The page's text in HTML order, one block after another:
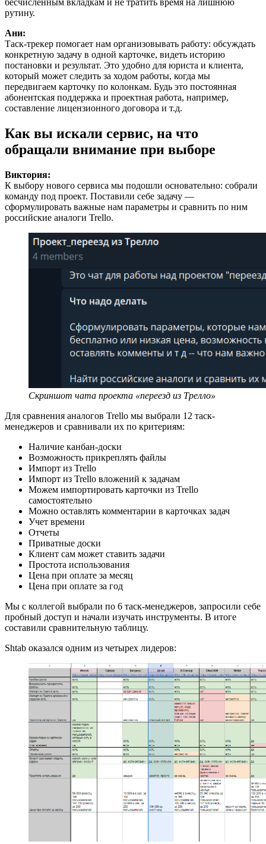
бесчисленным вкладкам и не тратить время на лишнюю
рутину.
Ани:
Таск-трекер помогает нам организовывать работу: обсуждать
конкретную задачу в одной карточке, видеть историю
постановки и результат. Это удобно для юриста и клиента,
который может следить за ходом работы, когда мы
передвигаем карточку по колонкам. Будь это постоянная
абонентская поддержка и проектная работа, например,
составление лицензионного договора и т.д.
Как вы искали сервис, на что
обращали внимание при выборе
Виктория:
К выбору нового сервиса мы подошли основательно: собрали
команду под проект. Поставили себе задачу —
сформулировать важные нам параметры и сравнить по ним
российские аналоги Trello.
Скриншот чата проекта «переезд из Трелло»
Для сравнения аналогов Trello мы выбрали 12 таск-
менеджеров и сравнивали их по критериям:
Наличие канбан-доски
Возможность прикреплять файлы
Импорт из Trello
Импорт из Trello вложений к задачам
Можем импортировать карточки из Trello
самостоятельно
Можно оставлять комментарии в карточках задач
Учет времени
Отчеты
Приватные доски
Клиент сам может ставить задачи
Простота использования
Цена при оплате за месяц
Цена при оплате за год
Мы с коллегой выбрали по 6 таск-менеджеров, запросили себе
пробный доступ и начали изучать инструменты. В итоге
составили сравнительную таблицу.
Shtab оказался одним из четырех лидеров: